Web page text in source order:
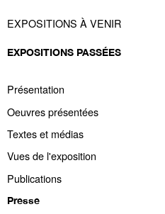
EXPOSITIONS À VENIR
EXPOSITIONS PASSÉES
Présentation
Oeuvres présentées
Textes et médias
Vues de l'exposition
Publications
Presse